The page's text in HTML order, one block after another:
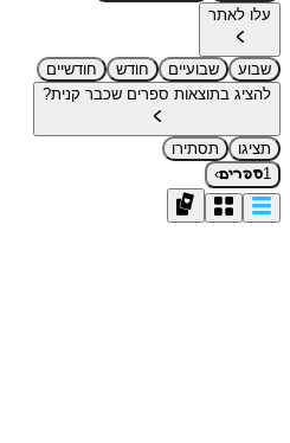
עלו לאתר
שבוע שבועיים חודש
חודשיים
להציג בתוצאות ספרים שכבר קנית?
תציגו
תסתירו
1ספרים›